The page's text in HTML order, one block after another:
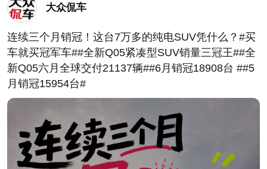
大众侃车
连续三个月销冠！这台7万多的纯电SUV凭什么？#买
车就买冠军车##全新Q05紧凑型SUV销量三冠王##全
新Q05六月全球交付21137辆##6月销冠18908台 ##5
月销冠15954台#